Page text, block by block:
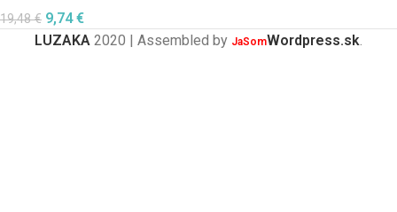
19,48€ 9,74€
LUZAKA 2020 | Assembled by JaSomWordpress.sk.